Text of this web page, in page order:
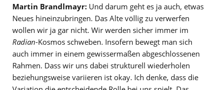
Martin Brandlmayr: Und darum geht es ja auch, etwas
Neues hineinzubringen. Das Alte völlig zu verwerfen
wollen wir ja gar nicht. Wir werden sicher immer im
Radian-Kosmos schweben. Insofern bewegt man sich
auch immer in einem gewissermaßen abgeschlossenen
Rahmen. Dass wir uns dabei strukturell wiederholen
beziehungsweise variieren ist okay. Ich denke, dass die